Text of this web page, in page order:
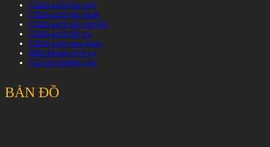
Chính sách bảo mật
Chính sách bảo hành
Chính sách vận chuyển
Chính sách đổi trả
Chính sách mua hàng
Điều khoản dịch vụ
Câu hỏi thường gặp
BẢN ĐỒ